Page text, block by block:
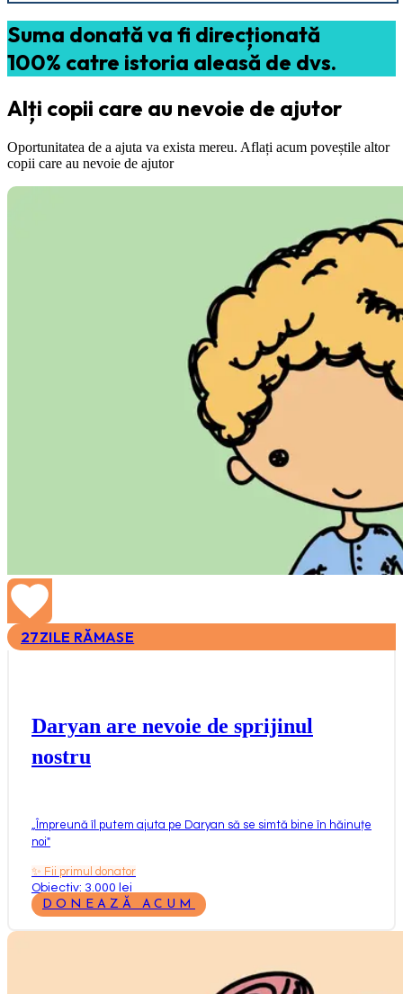
Suma donată va fi direcționată
100% catre istoria aleasă de dvs.
Alți copii care au nevoie de ajutor
Oportunitatea de a ajuta va exista mereu. Aflați acum poveștile altor
copii care au nevoie de ajutor
27ZILE RĂMASE
Daryan are nevoie de sprijinul
nostru
Împreună îl putem ajuta pe Daryan să se simtă bine în hăinuțe
noi"
✨ Fii primul donator
Obiectiv: 3.000 lei
DONEAZĂ ACUM